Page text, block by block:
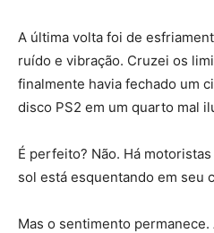
A última volta foi de
ruído e vibração. Cruzei os
finalmente havia fechado um
disco PS2 em um quarto mal
É perfeito? Não. Há
sol está esquentando em seu
Mas o sentimento